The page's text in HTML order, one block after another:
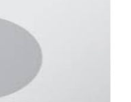
thi Starter, Tiếng
Việt lớp 3, Tiếng Việt
Toán Lớp 2, Toán lớp